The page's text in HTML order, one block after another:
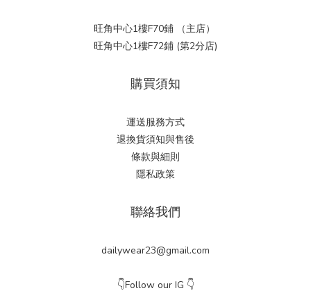
旺角中心1樓F70鋪 （主店）
旺角中心1樓F72鋪 (第2分店)
購買須知
運送服務方式
退換貨須知與售後
條款與細則
隱私政策
聯絡我們
dailywear23@gmail.com
👇Follow our IG 👇